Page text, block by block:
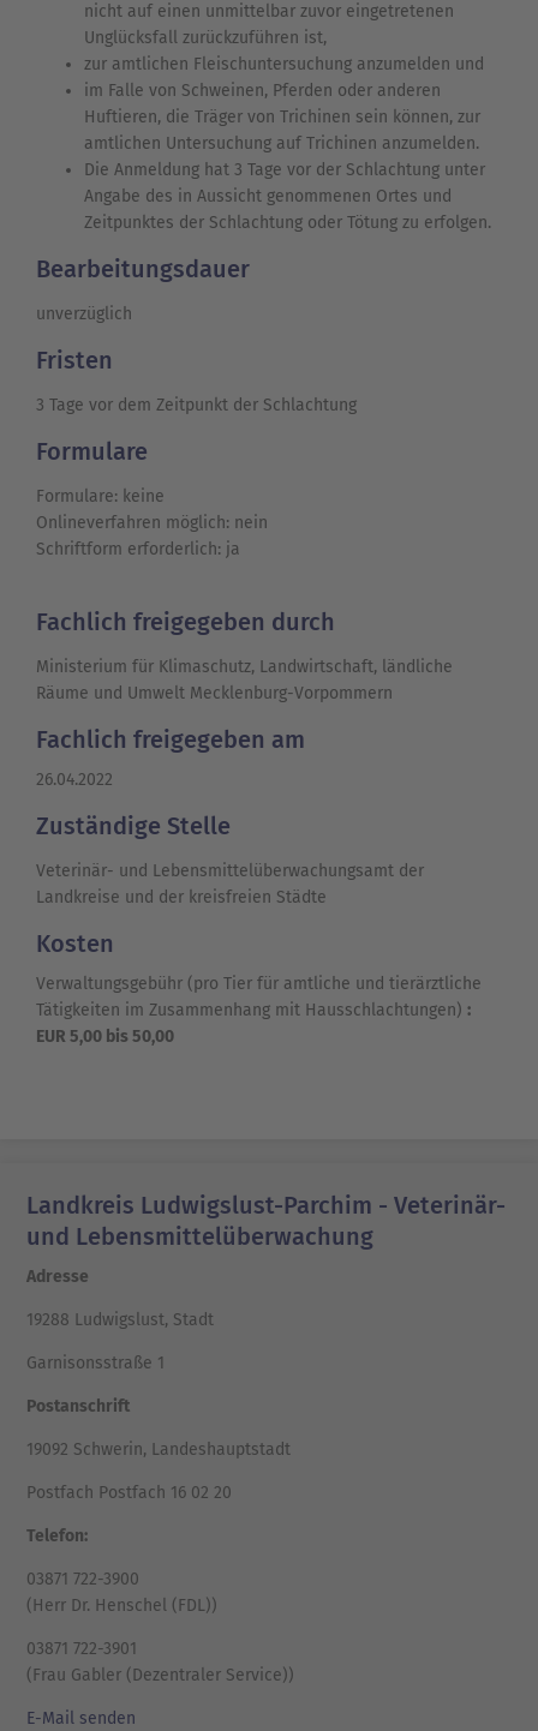
nicht auf einen unmittelbar zuvor eingetretenen
Unglücksfall zurückzuführen ist,
zur amtlichen Fleischuntersuchung anzumelden und
im Falle von Schweinen, Pferden oder anderen
Huftieren, die Träger von Trichinen sein können, zur
amtlichen Untersuchung auf Trichinen anzumelden.
Die Anmeldung hat 3 Tage vor der Schlachtung unter
Angabe des in Aussicht genommenen Ortes und
Zeitpunktes der Schlachtung oder Tötung zu erfolgen.
Bearbeitungsdauer
unverzüglich
Fristen
3 Tage vor dem Zeitpunkt der Schlachtung
Formulare
Formulare: keine
Onlineverfahren möglich: nein
Schriftform erforderlich: ja
Fachlich freigegeben durch
Ministerium für Klimaschutz, Landwirtschaft, ländliche
Räume und Umwelt Mecklenburg-Vorpommern
Fachlich freigegeben am
26.04.2022
Zuständige Stelle
Veterinär- und Lebensmittelüberwachungsamt der
Landkreise und der kreisfreien Städte
Kosten
Verwaltungsgebühr (pro Tier für amtliche und tierärztliche
Tätigkeiten im Zusammenhang mit Hausschlachtungen) :
EUR 5,00 bis 50,00
Landkreis Ludwigslust-Parchim - Veterinär-
und Lebensmittelüberwachung
Adresse
19288 Ludwigslust, Stadt
Garnisonsstraße 1
Postanschrift
19092 Schwerin, Landeshauptstadt
Postfach Postfach 16 02 20
Telefon:
03871 722-3900
(Herr Dr. Henschel (FDL))
03871 722-3901
(Frau Gabler (Dezentraler Service))
E-Mail senden